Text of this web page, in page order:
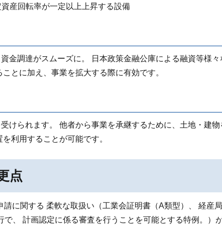
産回転率が一定以上上昇する設備
金調達がスムーズに。 日本政策金融公庫による融資等様々
とに加え、事業を拡大する際に有効です。
けられます。 他者から事業を承継するために、土地・建物
利用することが可能です。
点
に関する 柔軟な取扱い（工業会証明書（A類型）、 経産
、 計画認定に係る審査を行うことを可能とする特例。）